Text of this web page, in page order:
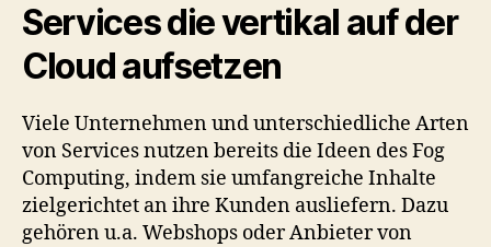
Services die vertikal auf der
Cloud aufsetzen
Viele Unternehmen und unterschiedliche Arten
von Services nutzen bereits die Ideen des Fog
Computing, indem sie umfangreiche Inhalte
zielgerichtet an ihre Kunden ausliefern. Dazu
gehören u.a. Webshops oder Anbieter von